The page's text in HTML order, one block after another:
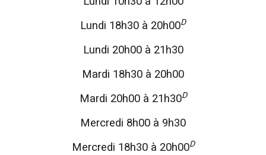
Lundi 18h30 à 20h00D
Lundi 20h00 à 21h30
Mardi 18h30 à 20h00
Mardi 20h00 à 21h30D
Mercredi 8h00 à 9h30
Mercredi 18h30 à 20h00D